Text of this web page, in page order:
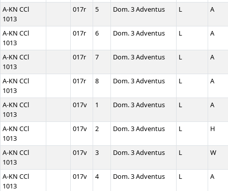
A-KN CCl
1013
017r 5 Dom. 3 Adventus L A
A-KN CCl
1013
017r 6 Dom. 3 Adventus L A
A-KN CCl
1013
017r 7 Dom. 3 Adventus L A
A-KN CCl
1013
017r 8 Dom. 3 Adventus L A
A-KN CCl
1013
017v 1 Dom. 3 Adventus L A
A-KN CCl
1013
017v 2 Dom. 3 Adventus L H
A-KN CCl
1013
017v 3 Dom. 3 Adventus L W
A-KN CCl
1013
017v 4 Dom. 3 Adventus L A